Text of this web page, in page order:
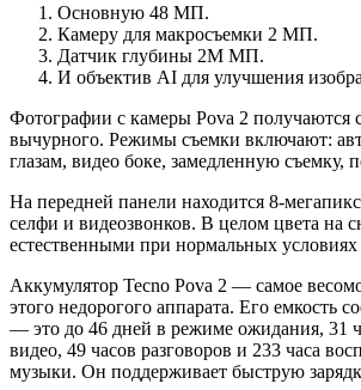
Основную 48 МП.
Камеру для макросъемки 2 МП.
Датчик глубины 2M МП.
И объектив AI для улучшения
Фотографии с камеры Pova 2 получаются
вычурного. Режимы съемки включают:
глазам, видео боке, замедленную съемку,
На передней панели находится 8-
селфи и видеозвонков. В целом цвета на
естественными при нормальных
Аккумулятор Tecno Pova 2 — самое
этого недорогого аппарата. Его емкость
— это до 46 дней в режиме ожидания, 31
видео, 49 часов разговоров и 233 часа
музыки. Он поддерживает быструю